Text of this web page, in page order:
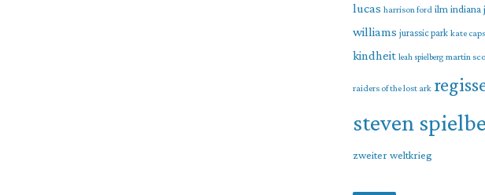
lucas harrison ford ilm indiana
williams jurassic park kate
kindheit leah spielberg martin
raiders of the lost ark
steven
zweiter weltkrieg